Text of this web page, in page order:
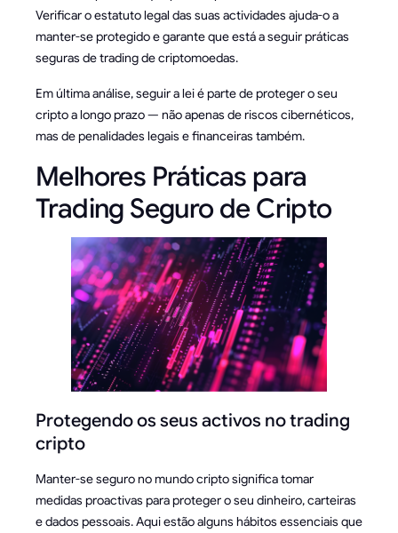
Verificar o estatuto legal das suas actividades ajuda-o a
manter-se protegido e garante que está a seguir práticas
seguras de trading de criptomoedas.
Em última análise, seguir a lei é parte de proteger o seu
cripto a longo prazo — não apenas de riscos cibernéticos,
mas de penalidades legais e financeiras também.
Melhores Práticas para
Trading Seguro de Cripto
Protegendo os seus activos no trading
cripto
Manter-se seguro no mundo cripto significa tomar
medidas proactivas para proteger o seu dinheiro, carteiras
e dados pessoais. Aqui estão alguns hábitos essenciais que